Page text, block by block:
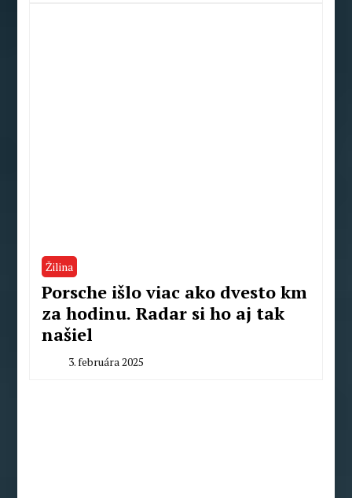
Žilina
Porsche išlo viac ako dvesto km
za hodinu. Radar si ho aj tak
našiel
3. februára 2025